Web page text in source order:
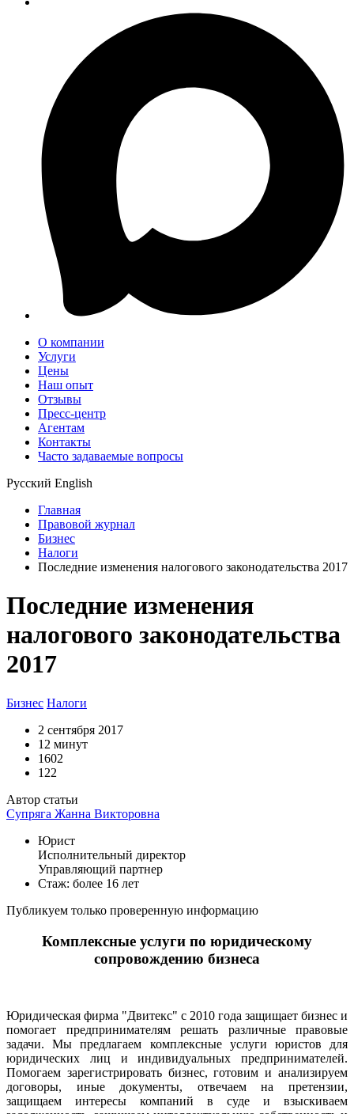
О компании
Услуги
Цены
Наш опыт
Отзывы
Пресс-центр
Агентам
Контакты
Часто задаваемые вопросы
Русский English
Главная
Правовой журнал
Бизнес
Налоги
Последние изменения налогового законодательства 2017
Последние изменения
налогового законодательства
2017
Бизнес Налоги
2 сентября 2017
12 минут
1602
122
Автор статьи
Супряга Жанна Викторовна
Юрист
Исполнительный директор
Управляющий партнер
Стаж: более 16 лет
Публикуем только проверенную информацию
Комплексные услуги по юридическому
сопровождению бизнеса
Юридическая фирма "Двитекс" с 2010 года защищает бизнес и
помогает предпринимателям решать различные правовые
задачи. Мы предлагаем комплексные услуги юристов для
юридических лиц и индивидуальных предпринимателей.
Помогаем зарегистрировать бизнес, готовим и анализируем
договоры, иные документы, отвечаем на претензии,
защищаем интересы компаний в суде и взыскиваем